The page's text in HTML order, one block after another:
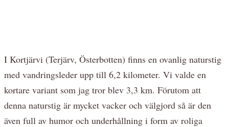
I Kortjärvi (Terjärv, Österbotten) finns en ovanlig naturstig
med vandringsleder upp till 6,2 kilometer. Vi valde en
kortare variant som jag tror blev 3,3 km. Förutom att
denna naturstig är mycket vacker och välgjord så är den
även full av humor och underhållning i form av roliga